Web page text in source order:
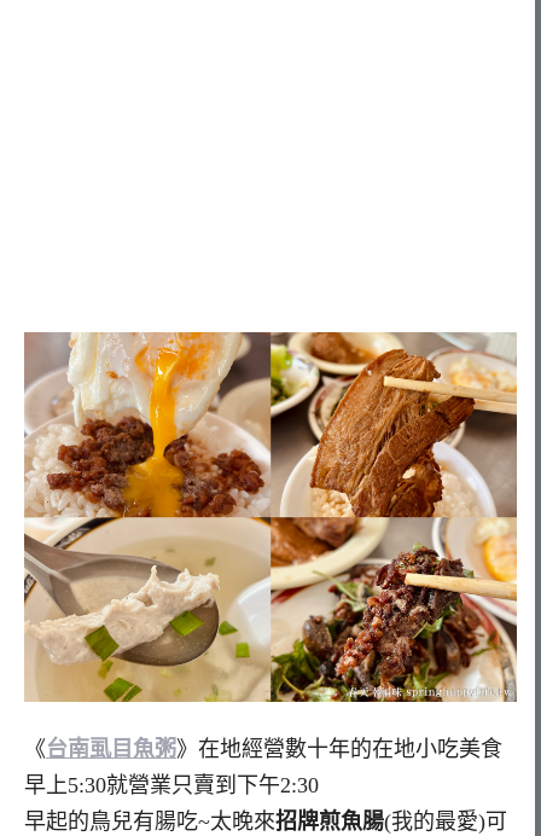
《台南虱目魚粥》在地經營數十年的在地小吃美食
早上5:30就營業只賣到下午2:30
早起的鳥兒有腸吃~太晚來招牌煎魚腸(我的最愛)可